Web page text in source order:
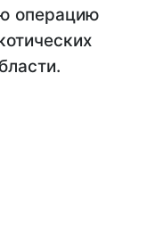
операцию